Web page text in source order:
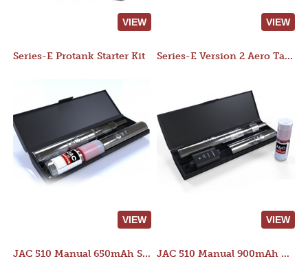
VIEW VIEW
Series-E Protank Starter Kit
VIEW
Series-E Version 2 Aero Tank Starter Kit
VIEW
JAC 510 Manual 650mAh Starter Kit JAC 510 Manual 900mAh Starter Kit